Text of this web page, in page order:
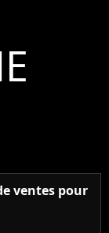
ventes pour